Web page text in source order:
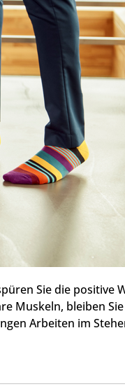
Sie die positive
Muskeln, bleiben
Arbeiten im